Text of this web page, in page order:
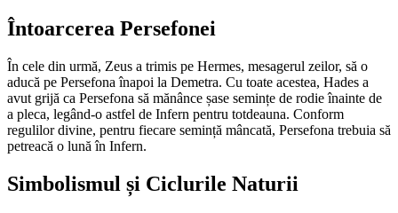
Întoarcerea Persefonei
În cele din urmă, Zeus a trimis pe Hermes, mesagerul zeilor, să o
aducă pe Persefona înapoi la Demetra. Cu toate acestea, Hades a
avut grijă ca Persefona să mănânce șase semințe de rodie înainte de
a pleca, legând-o astfel de Infern pentru totdeauna. Conform
regulilor divine, pentru fiecare semință mâncată, Persefona trebuia să
petreacă o lună în Infern.
Simbolismul și Ciclurile Naturii